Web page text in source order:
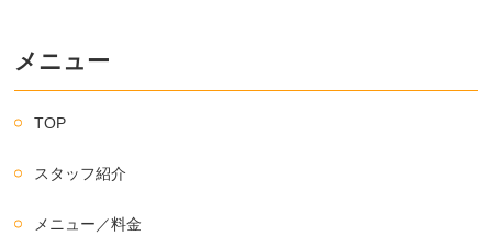
メニュー
TOP
スタッフ紹介
メニュー／料金